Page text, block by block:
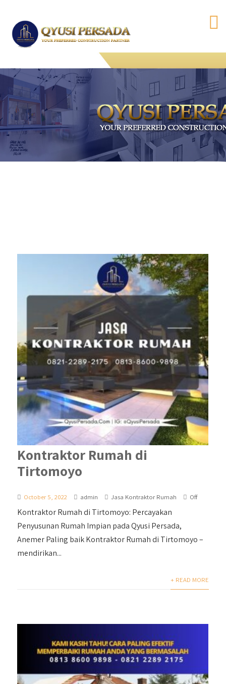
Kontraktor Rumah di
Tirtomoyo
October 5, 2022 admin Jasa Kontraktor Rumah Off
Kontraktor Rumah di Tirtomoyo: Percayakan
Penyusunan Rumah Impian pada Qyusi Persada,
Anemer Paling baik Kontraktor Rumah di Tirtomoyo –
mendirikan...
+ READ MORE